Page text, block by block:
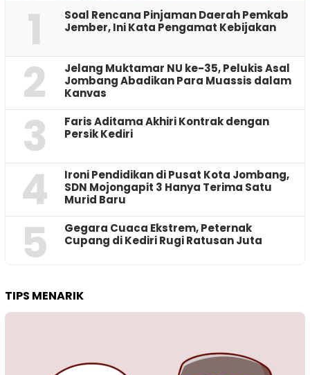
1
‎Soal Rencana Pinjaman Daerah Pemkab
Jember, Ini Kata Pengamat Kebijakan ‎
2
Jelang Muktamar NU ke-35, Pelukis Asal
Jombang Abadikan Para Muassis dalam
Kanvas
3
Faris Aditama Akhiri Kontrak dengan
Persik Kediri
4
Ironi Pendidikan di Pusat Kota Jombang,
SDN Mojongapit 3 Hanya Terima Satu
Murid Baru
5
‎Gegara Cuaca Ekstrem, Peternak
Cupang di Kediri Rugi Ratusan Juta
TIPS MENARIK